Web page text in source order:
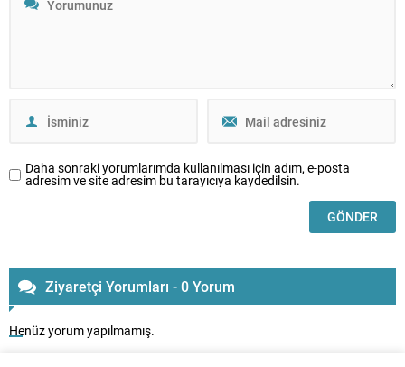
Daha sonraki yorumlarımda kullanılması için adım, e-posta
adresim ve site adresim bu tarayıcıya kaydedilsin.
Ziyaretçi Yorumları - 0 Yorum
Henüz yorum yapılmamış.